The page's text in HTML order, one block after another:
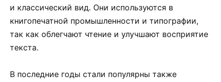
и классический вид. Они используются в
книгопечатной промышленности и типографии,
так как облегчают чтение и улучшают восприятие
текста.
В последние годы стали популярны также